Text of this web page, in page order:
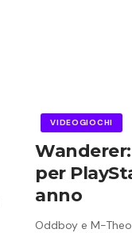
VIDEOGIOCHI
per
anno
Oddboy e M-